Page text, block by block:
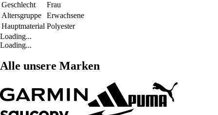
Geschlecht
Frau
Altersgruppe
Erwachsene
Hauptmaterial Polyester
Loading...
Loading...
Alle unsere Marken